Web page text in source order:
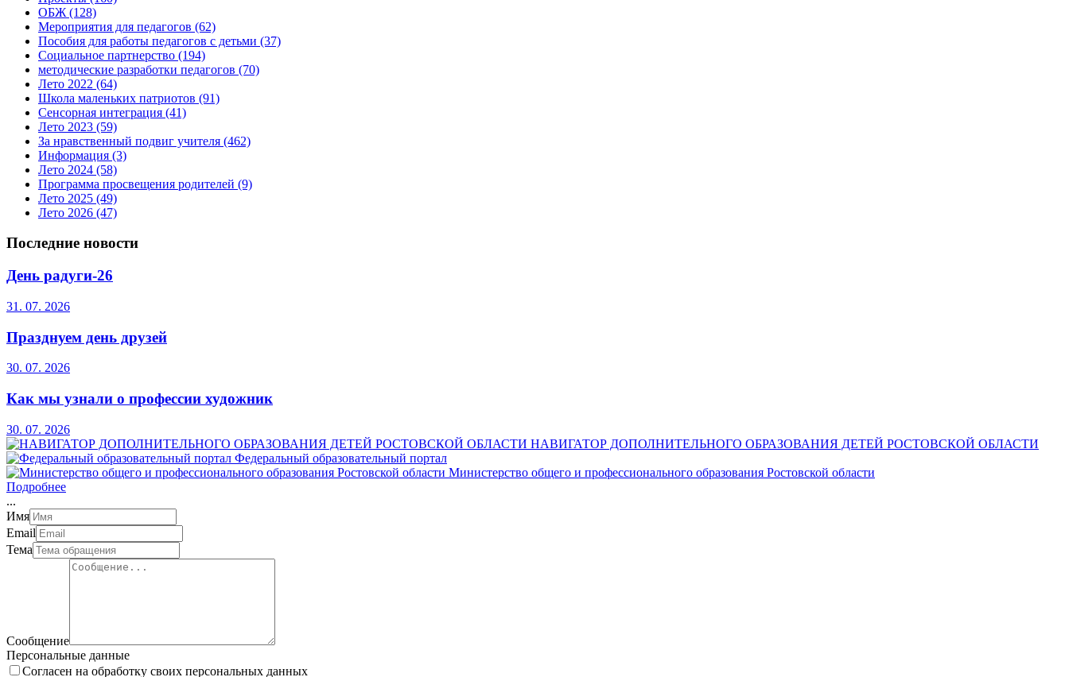
ОБЖ (128)
Мероприятия для педагогов (62)
Пособия для работы педагогов с детьми (37)
Социальное партнерство (194)
методические разработки педагогов (70)
Лето 2022 (64)
Школа маленьких патриотов (91)
Сенсорная интеграция (41)
Лето 2023 (59)
За нравственный подвиг учителя (462)
Информация (3)
Лето 2024 (58)
Программа просвещения родителей (9)
Лето 2025 (49)
Лето 2026 (47)
Последние новости
День радуги-26
31. 07. 2026
Празднуем день друзей
30. 07. 2026
Как мы узнали о профессии художник
30. 07. 2026
НАВИГАТОР ДОПОЛНИТЕЛЬНОГО ОБРАЗОВАНИЯ ДЕТЕЙ РОСТОВСКОЙ ОБЛАСТИ
Федеральный образовательный портал
Министерство общего и профессионального образования Ростовской области
Подробнее
...
Имя
Email
Тема
Сообщение
Персональные данные
Согласен на обработку своих персональных данных